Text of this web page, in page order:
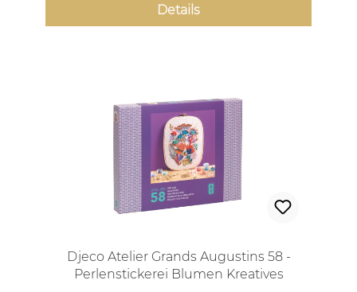
Details
Djeco Atelier Grands Augustins 58 -
Perlenstickerei Blumen Kreatives